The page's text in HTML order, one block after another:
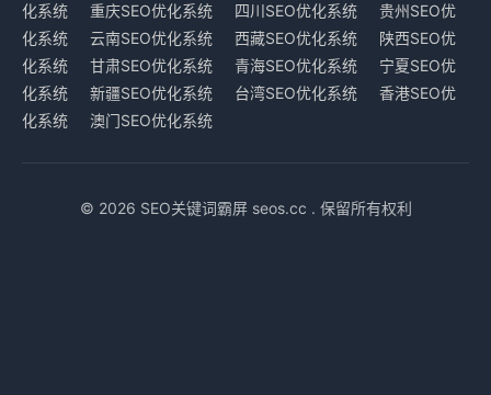
化系统
重庆SEO优化系统 四川SEO优化系统
贵州SEO优
化系统
云南SEO优化系统 西藏SEO优化系统
陕西SEO优
化系统
甘肃SEO优化系统 青海SEO优化系统
宁夏SEO优
化系统
新疆SEO优化系统 台湾SEO优化系统
香港SEO优
化系统
澳门SEO优化系统
© 2026 SEO关键词霸屏 seos.cc . 保留所有权利